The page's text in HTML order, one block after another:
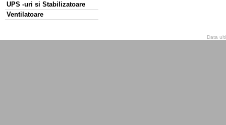
UPS -uri si Stabilizatoare
Ventilatoare
Data